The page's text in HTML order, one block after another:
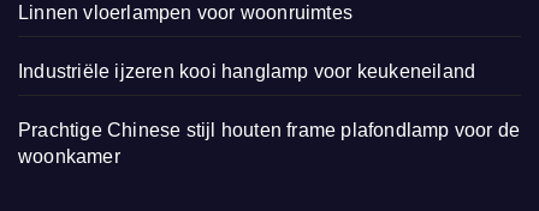
Linnen vloerlampen voor woonruimtes
Industriële ijzeren kooi hanglamp voor keukeneiland
Prachtige Chinese stijl houten frame plafondlamp voor de
woonkamer